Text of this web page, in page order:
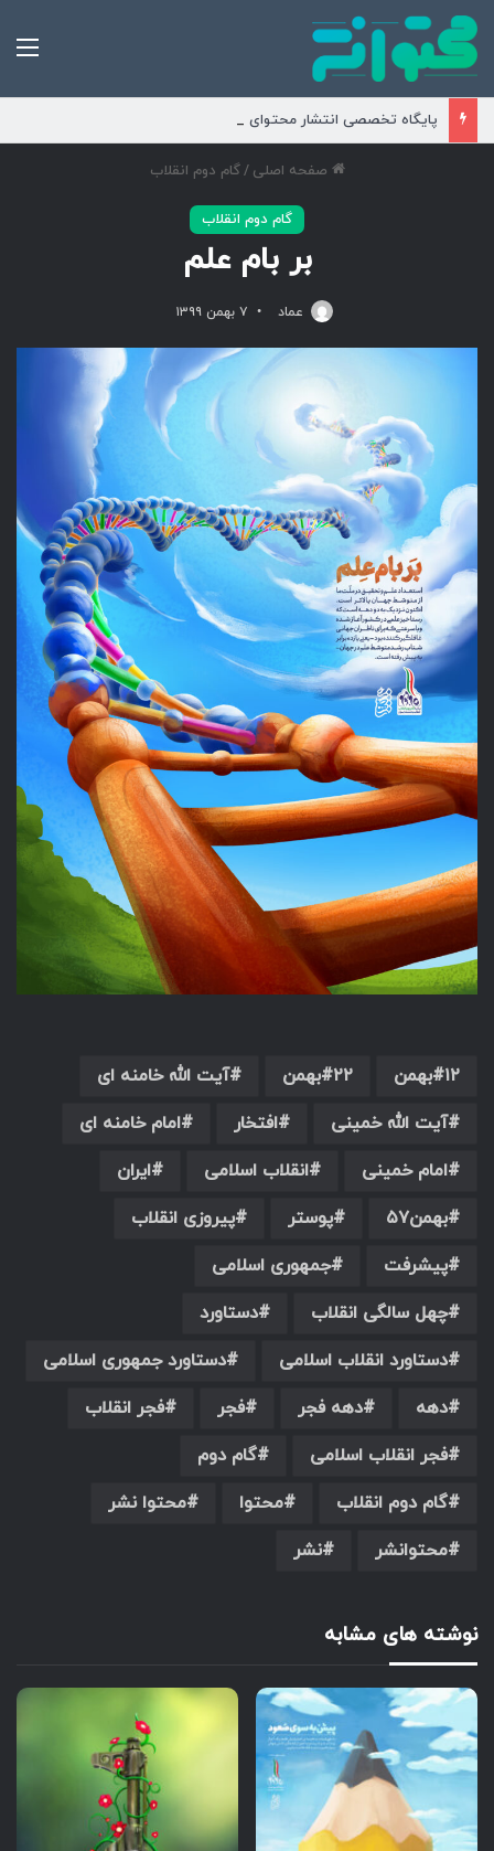
پایگاه تخصصی انتشار محتوای مناسبتی و موضوعی
صفحه اصلی /گام دوم انقلاب
گام دوم انقلاب
بر بام علم
عماد ۷ بهمن ۱۳۹۹
۱۲بهمن ۲۲بهمن
آیت الله خامنه ای
آیت الله خمینی
افتخار
امام خامنه ای
امام خمینی
انقلاب اسلامی
ایران
بهمن۵۷
پوستر
پیروزی انقلاب
پیشرفت
جمهوری اسلامی
چهل سالگی انقلاب
دستاورد
دستاورد انقلاب اسلامی
دستاورد جمهوری اسلامی
دهه
دهه فجر فجر
فجر انقلاب
فجر انقلاب اسلامی
گام دوم
گام دوم انقلاب
محتوا
محتوا نشر
محتوانشر
نشر
نوشته های مشابه